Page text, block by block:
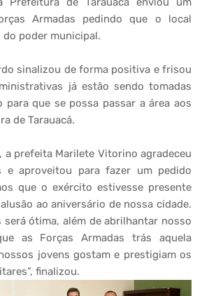
Armadas pedindo que o local
do poder municipal.
sinalizou de forma positiva e frisou
já estão sendo tomadas
que se possa passar a área aos
de Tarauacá.
a prefeita Marilete Vitorino agradeceu
e aproveitou para fazer um pedido
que o exército estivesse presente
ao aniversário de nossa cidade.
será ótima, além de abrilhantar nosso
as Forças Armadas trás aquela
jovens gostam e prestigiam os
finalizou.